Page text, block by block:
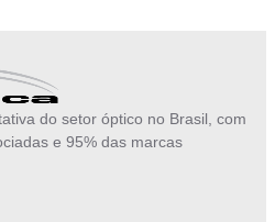
do setor óptico no Brasil, com
e 95% das marcas